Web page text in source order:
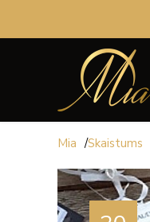
Mia /Skaistums